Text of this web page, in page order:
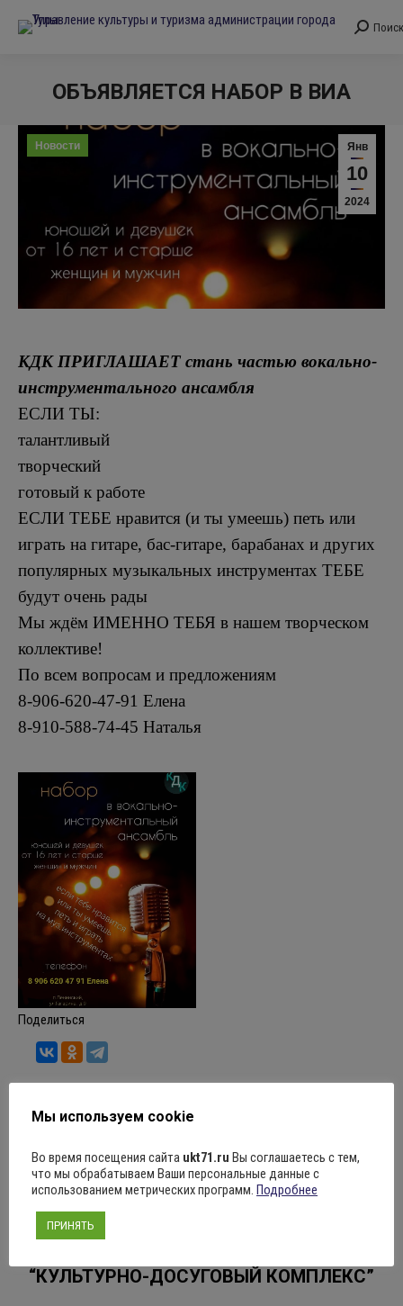
Поиск:
Поиск
ОБЪЯВЛЯЕТСЯ НАБОР В ВИА
Янв
10
2024
Новости
КДК ПРИГЛАШАЕТ стань частью вокально-
инструментального ансамбля
ЕСЛИ ТЫ:
талантливый
творческий
готовый к работе
ЕСЛИ ТЕБЕ нравится (и ты умеешь) петь или
играть на гитаре, бас-гитаре, барабанах и других
популярных музыкальных инструментах ТЕБЕ
будут очень рады
Мы ждём ИМЕННО ТЕБЯ в нашем творческом
коллективе!
По всем вопросам и предложениям
8-906-620-47-91 Елена
8-910-588-74-45 Наталья
Поделиться
Новости
Навигация
по
записям
запись:
“КУЛЬТУРНО-ДОСУГОВЫЙ КОМПЛЕКС”
Мы используем cookie
Во время посещения сайта ukt71.ru Вы соглашаетесь с тем,
что мы обрабатываем Ваши персональные данные с
использованием метрических программ. Подробнее
ПРИНЯТЬ